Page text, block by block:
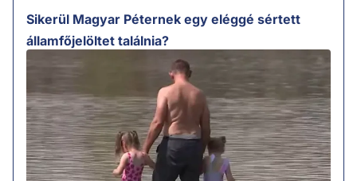
Sikerül Magyar Péternek egy eléggé sértett
államfőjelöltet találnia?